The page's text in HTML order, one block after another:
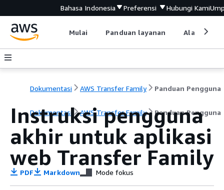
Bahasa Indonesia Preferensi Hubungi Kami
Mulai Panduan layanan Alat
Dokumentasi AWS Transfer Family Panduan Pengguna
Dokumentasi AWS Transfer Family Panduan Pengguna
Instruksi pengguna
akhir untuk aplikasi
web Transfer Family
PDF Markdown Mode fokus